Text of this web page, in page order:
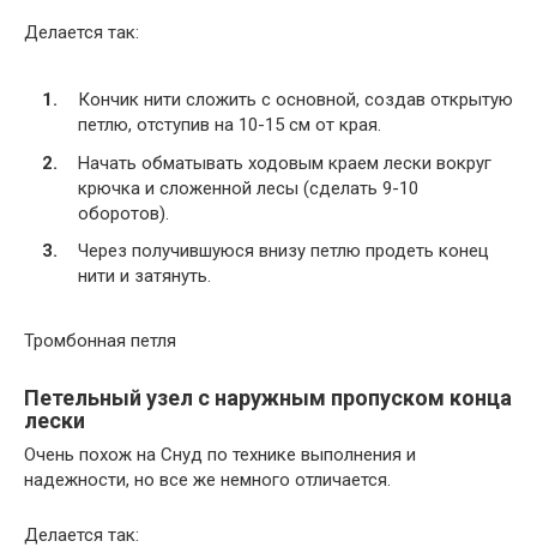
Делается так:
Кончик нити сложить с основной, создав открытую
петлю, отступив на 10-15 см от края.
Начать обматывать ходовым краем лески вокруг
крючка и сложенной лесы (сделать 9-10
оборотов).
Через получившуюся внизу петлю продеть конец
нити и затянуть.
Тромбонная петля
Петельный узел с наружным пропуском конца
лески
Очень похож на Снуд по технике выполнения и
надежности, но все же немного отличается.
Делается так: